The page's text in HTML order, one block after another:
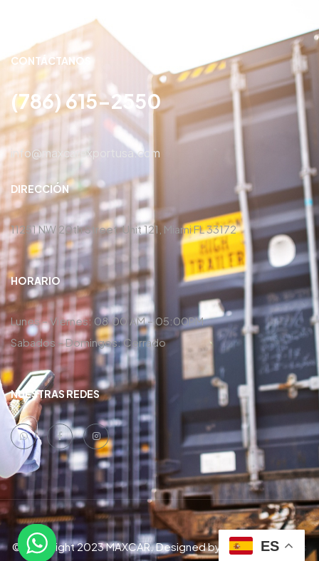
CONTÁCTANOS
(786) 615-2550
info@maxcarexportusa.com
DIRECCIÓN
11251 NW 20th Street, Unit 121, Miami FL 33172
HORARIO
Lunes – Viernes: 08:00 AM – 05:00PM
Sabados – Domingos: Cerrado
NUESTRAS REDES
© Copyright 2023 MAXCAR. Designed by Danny Contreras
ES